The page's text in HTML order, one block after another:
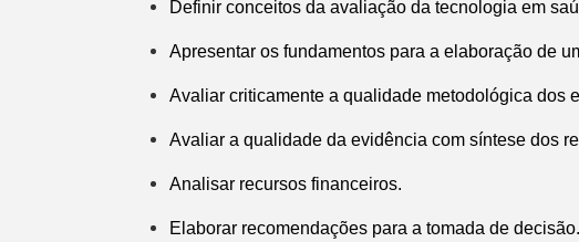
Definir conceitos da avaliação da tecnologia em
Apresentar os fundamentos para a elaboração de
Avaliar criticamente a qualidade metodológica dos
Avaliar a qualidade da evidência com síntese dos
Analisar recursos financeiros.
Elaborar recomendações para a tomada de decisão.